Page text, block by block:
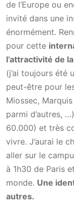
de l’Europe ou
invité dans une
énormément.
pour cette
l’attractivité de
(j’ai toujours été
peut-être pour
Miossec,
parmi d’autres,
60.000) et très
vivre. J’aurai le
aller sur le
à 1h30 de Paris
monde. Une
autres.